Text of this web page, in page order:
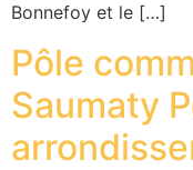
Bonnefoy et le […]
Pôle
Saumaty